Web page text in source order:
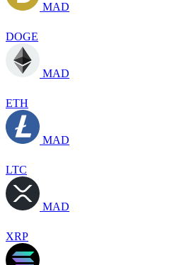
MAD
DOGE
MAD
ETH
MAD
LTC
MAD
XRP